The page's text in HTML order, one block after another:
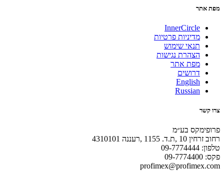
מפת אתר
InnerCircle
מדיניות פרטיות
תנאי שימוש
הצהרת נגישות
מפת אתר
דרושים
English
Russian
צרו קשר
פרופימקס בע״מ
רחוב זרחין 10 ,ת.ד. 1155 ,רעננה 4310101
טלפון: 09-7774444
פקס: 09-7774400
profimex@profimex.com